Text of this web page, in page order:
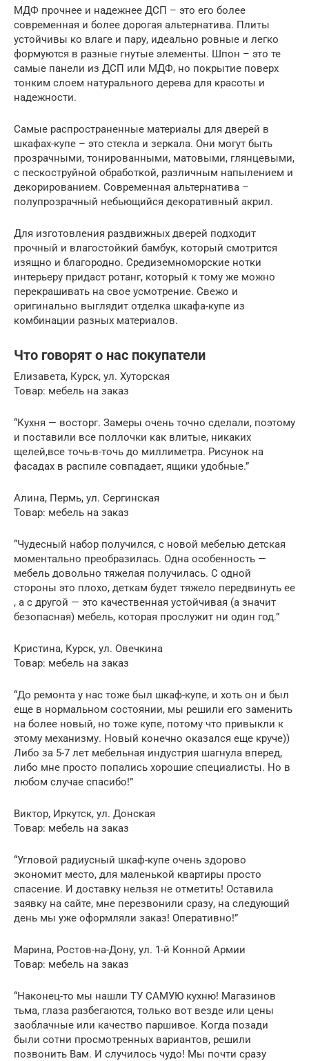
МДФ прочнее и надежнее ДСП – это его более
современная и более дорогая альтернатива. Плиты
устойчивы ко влаге и пару, идеально ровные и легко
формуются в разные гнутые элементы. Шпон – это те
самые панели из ДСП или МДФ, но покрытие поверх
тонким слоем натурального дерева для красоты и
надежности.
Самые распространенные материалы для дверей в
шкафах-купе – это стекла и зеркала. Они могут быть
прозрачными, тонированными, матовыми, глянцевыми,
с пескоструйной обработкой, различным напылением и
декорированием. Современная альтернатива –
полупрозрачный небьющийся декоративный акрил.
Для изготовления раздвижных дверей подходит
прочный и влагостойкий бамбук, который смотрится
изящно и благородно. Средиземноморские нотки
интерьеру придаст ротанг, который к тому же можно
перекрашивать на свое усмотрение. Свежо и
оригинально выглядит отделка шкафа-купе из
комбинации разных материалов.
Что говорят о нас покупатели
Елизавета, Курск, ул. Хуторская
Товар: мебель на заказ
“Кухня — восторг. Замеры очень точно сделали, поэтому
и поставили все поллочки как влитые, никаких
щелей,все точь-в-точь до миллиметра. Рисунок на
фасадах в распиле совпадает, ящики удобные.”
Алина, Пермь, ул. Сергинская
Товар: мебель на заказ
“Чудесный набор получился, с новой мебелью детская
моментально преобразилась. Одна особенность —
мебель довольно тяжелая получилась. С одной
стороны это плохо, деткам будет тяжело передвинуть ее
, а с другой — это качественная устойчивая (а значит
безопасная) мебель, которая прослужит ни один год.”
Кристина, Курск, ул. Овечкина
Товар: мебель на заказ
“До ремонта у нас тоже был шкаф-купе, и хоть он и был
еще в нормальном состоянии, мы решили его заменить
на более новый, но тоже купе, потому что привыкли к
этому механизму. Новый конечно оказался еще круче))
Либо за 5-7 лет мебельная индустрия шагнула вперед,
либо мне просто попались хорошие специалисты. Но в
любом случае спасибо!”
Виктор, Иркутск, ул. Донская
Товар: мебель на заказ
“Угловой радиусный шкаф-купе очень здорово
экономит место, для маленькой квартиры просто
спасение. И доставку нельзя не отметить! Оставила
заявку на сайте, мне перезвонили сразу, на следующий
день мы уже оформляли заказ! Оперативно!”
Марина, Ростов-на-Дону, ул. 1-й Конной Армии
Товар: мебель на заказ
“Наконец-то мы нашли ТУ САМУЮ кухню! Магазинов
тьма, глаза разбегаются, только вот везде или цены
заоблачные или качество паршивое. Когда позади
были сотни просмотренных вариантов, решили
позвонить Вам. И случилось чудо! Мы почти сразу